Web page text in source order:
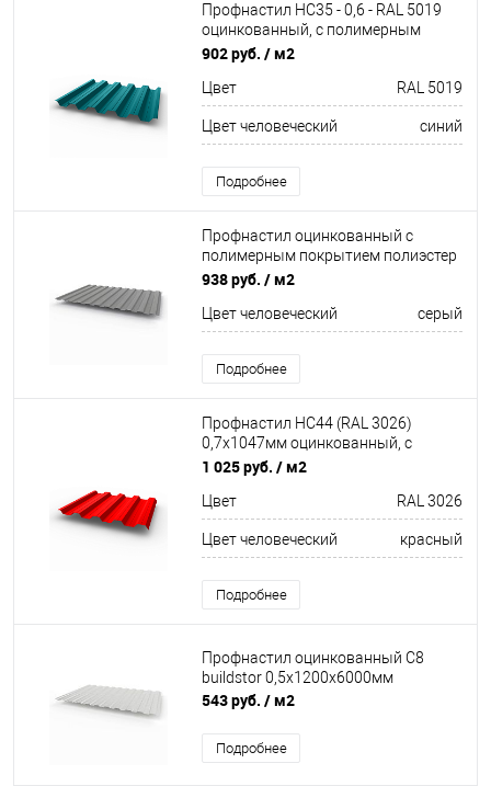
Профнастил НС35 - 0,6 - RAL 5019
оцинкованный, с полимерным
покрытием (Полиэстер)
902 руб. / м2
Цвет RAL 5019
Цвет человеческий синий
Подробнее
Профнастил оцинкованный с
полимерным покрытием полиэстер
С8 buildstor 0,7х1180мм RAL 7037
938 руб. / м2
Цвет человеческий серый
Подробнее
Профнастил НС44 (RAL 3026)
0,7х1047мм оцинкованный, с
полимерным покрытием
1 025 руб. / м2
Цвет RAL 3026
Цвет человеческий красный
Подробнее
Профнастил оцинкованный С8
buildstor 0,5х1200х6000мм
543 руб. / м2
Подробнее